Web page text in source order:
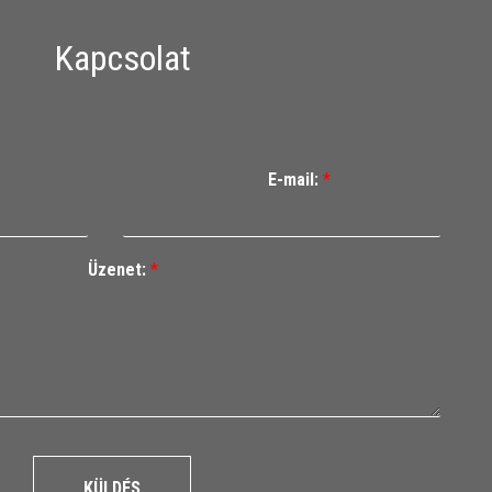
Kapcsolat
E-mail: *
Üzenet: *